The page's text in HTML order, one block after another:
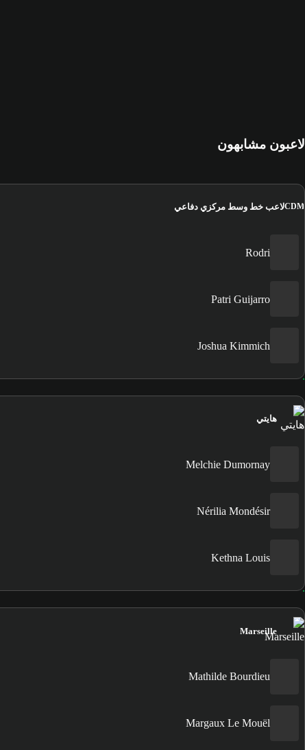
لاعبون مشابهون
CDMلاعب خط وسط مركزي دفاعي
Rodri
Patri Guijarro
Joshua Kimmich
هايتي
Melchie Dumornay
Nérilia Mondésir
Kethna Louis
Marseille
Mathilde Bourdieu
Margaux Le Mouël